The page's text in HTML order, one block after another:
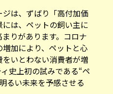
は、ずばり「高付加価
は、ペットの飼い主に
りがあります。コロナ
加により、ペットと心
いとわない消費者が増
史上初の試みである“ペ
るい未来を予感させる